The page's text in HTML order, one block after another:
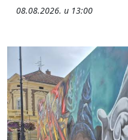
08.08.2026. u 13:00